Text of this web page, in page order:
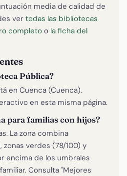
media de calidad de
ver todas las bibliotecas
completo o la ficha del
Pública?
en Cuenca (Cuenca).
en esta misma página.
para familias con hijos?
La zona combina
verdes (78/100) y
encima de los umbrales
Consulta "Mejores